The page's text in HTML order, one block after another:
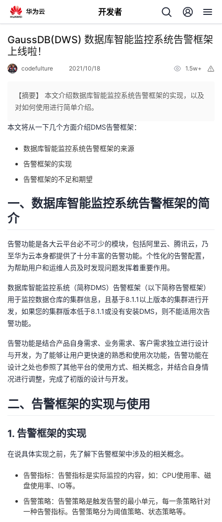
开发者
返
回
主
的
发
者
我
的
博
我
的
坛
我
圈
子
的
直
播
我
的
活
动
我
的
关
注
我
的
开
者
我
的
Programs
我
的
支
GaussDB(DWS) 数据库智能监控系统告警框架
上线啦！
codefulture 2021/10/18 1.5w+
【摘要】 本文介绍数据库智能监控系统告警框架的实现，以及
对如何使用进行简单介绍。
本文将从一下几个方面介绍DMS告警框架：
数据库智能监控系统告警框架的来源
告警框架的实现
告警框架的不足和期望
一、数据库智能监控系统告警框架的简
介
告警功能是各大云平台必不可少的模块，包括阿里云、腾讯云，乃
至华为云本身都提供了十分丰富的告警功能。个性化的告警配置，
为帮助用户和运维人员及时发现问题发挥着重要作用。
数据库智能监控系统（简称DMS）告警框架（以下简称告警框架）
用于监控数据仓库的集群信息，且基于8.1.1以上版本的集群进行开
发，如果您的集群版本低于8.1.1或没有安装DMS，则不能适用次告
警功能。
告警功能是结合产品自身需求、业务需求、客户需求独立进行设计
与开发，为了能够让用户更快速的熟悉和使用次功能，告警功能在
设计之处也参照了其他平台的使用方式、相关概念，并结合自身情
况进行调整，完成了初版的设计与开发。
二、告警框架的实现与使用
1. 告警框架的实现
在说具体实现之前，先了解下告警框架中涉及的相关概念。
告警指标：告警指标是实际监控的内容，如：CPU使用率、磁
盘使用率、IO等。
告警策略：告警策略是触发告警的最小单元，每一条策略针对
一种告警指标。告警策略分为阈值策略、状态策略等。